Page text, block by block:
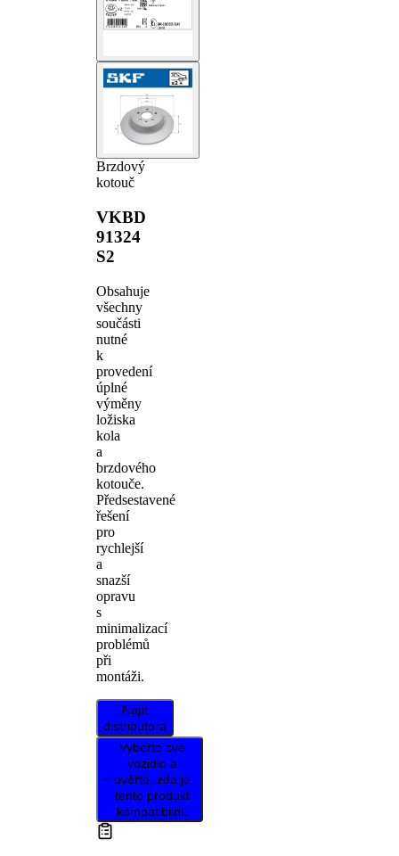
Brzdový
kotouč
VKBD
91324
S2
Obsahuje
všechny
součásti
nutné
k
provedení
úplné
výměny
ložiska
kola
a
brzdového
kotouče.
Předsestavené
řešení
pro
rychlejší
a
snazší
opravu
s
minimalizací
problémů
při
montáži.
Najít
distributora
Vyberte své
vozidlo a
ověřte, zda je
tento produkt
kompatibilní.